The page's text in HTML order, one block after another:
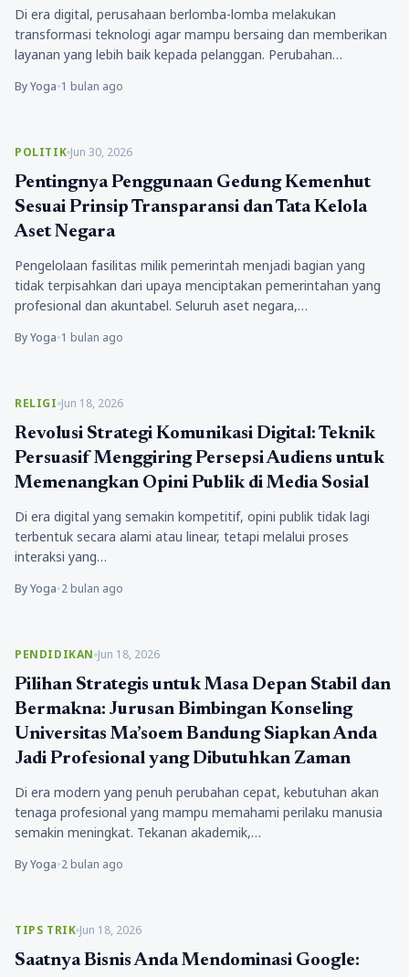
Di era digital, perusahaan berlomba-lomba melakukan
transformasi teknologi agar mampu bersaing dan memberikan
layanan yang lebih baik kepada pelanggan. Perubahan…
By Yoga•1 bulan ago
POLITIK Jun 30, 2026
Pentingnya Penggunaan Gedung Kemenhut
Sesuai Prinsip Transparansi dan Tata Kelola
Aset Negara
Pengelolaan fasilitas milik pemerintah menjadi bagian yang
tidak terpisahkan dari upaya menciptakan pemerintahan yang
profesional dan akuntabel. Seluruh aset negara,…
By Yoga•1 bulan ago
RELIGI Jun 18, 2026
Revolusi Strategi Komunikasi Digital: Teknik
Persuasif Menggiring Persepsi Audiens untuk
Memenangkan Opini Publik di Media Sosial
Di era digital yang semakin kompetitif, opini publik tidak lagi
terbentuk secara alami atau linear, tetapi melalui proses
interaksi yang…
By Yoga•2 bulan ago
PENDIDIKAN Jun 18, 2026
Pilihan Strategis untuk Masa Depan Stabil dan
Bermakna: Jurusan Bimbingan Konseling
Universitas Ma’soem Bandung Siapkan Anda
Jadi Profesional yang Dibutuhkan Zaman
Di era modern yang penuh perubahan cepat, kebutuhan akan
tenaga profesional yang mampu memahami perilaku manusia
semakin meningkat. Tekanan akademik,…
By Yoga•2 bulan ago
TIPS TRIK Jun 18, 2026
Saatnya Bisnis Anda Mendominasi Google: